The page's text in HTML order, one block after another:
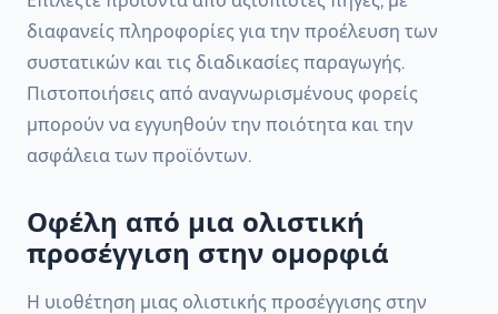
διαφανείς πληροφορίες για την προέλευση των
συστατικών και τις διαδικασίες παραγωγής.
Πιστοποιήσεις από αναγνωρισμένους φορείς
μπορούν να εγγυηθούν την ποιότητα και την
ασφάλεια των προϊόντων.
Οφέλη από μια ολιστική
προσέγγιση στην ομορφιά
Η υιοθέτηση μιας ολιστικής προσέγγισης στην